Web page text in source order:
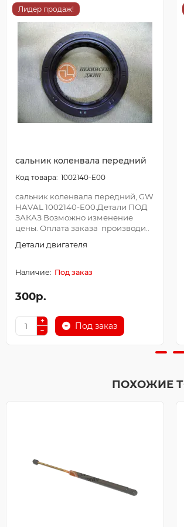
Лидер продаж!
сальник коленвала передний
1002140-E00
сальник коленвала передний, GW
HAVAL 1002140-E00.Детали ПОД
ЗАКАЗ Возможно изменение
цены. Оплата заказа производи..
Детали двигателя
Под заказ
300р.
Под заказ
ПОХОЖИЕ